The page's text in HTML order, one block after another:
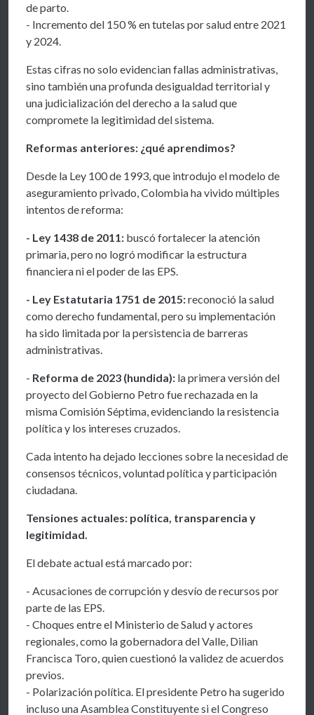
de parto.
- Incremento del 150 % en tutelas por salud entre 2021
y 2024.
Estas cifras no solo evidencian fallas administrativas,
sino también una profunda desigualdad territorial y
una judicialización del derecho a la salud que
compromete la legitimidad del sistema.
Reformas anteriores: ¿qué aprendimos?
Desde la Ley 100 de 1993, que introdujo el modelo de
aseguramiento privado, Colombia ha vivido múltiples
intentos de reforma:
- Ley 1438 de 2011: buscó fortalecer la atención
primaria, pero no logró modificar la estructura
financiera ni el poder de las EPS.
- Ley Estatutaria 1751 de 2015:reconoció la salud
como derecho fundamental, pero su implementación
ha sido limitada por la persistencia de barreras
administrativas.
- Reforma de 2023 (hundida): la primera versión del
proyecto del Gobierno Petro fue rechazada en la
misma Comisión Séptima, evidenciando la resistencia
política y los intereses cruzados.
Cada intento ha dejado lecciones sobre la necesidad de
consensos técnicos, voluntad política y participación
ciudadana.
Tensiones actuales: política, transparencia y
legitimidad.
El debate actual está marcado por:
- Acusaciones de corrupción y desvío de recursos por
parte de las EPS.
- Choques entre el Ministerio de Salud y actores
regionales, como la gobernadora del Valle, Dilian
Francisca Toro, quien cuestionó la validez de acuerdos
previos.
- Polarización política. El presidente Petro ha sugerido
incluso una Asamblea Constituyente si el Congreso